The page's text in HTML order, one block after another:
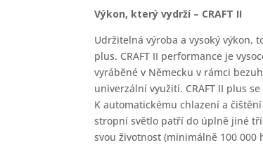
Výkon, který vydrží – CRAFT II
Udržitelná výroba a vysoký výkon,
plus. CRAFT II performance je
vyráběné v Německu v rámci
univerzální využití. CRAFT II plus
K automatickému chlazení a
stropní světlo patří do úplně jiné
svou životnost (minimálně 100